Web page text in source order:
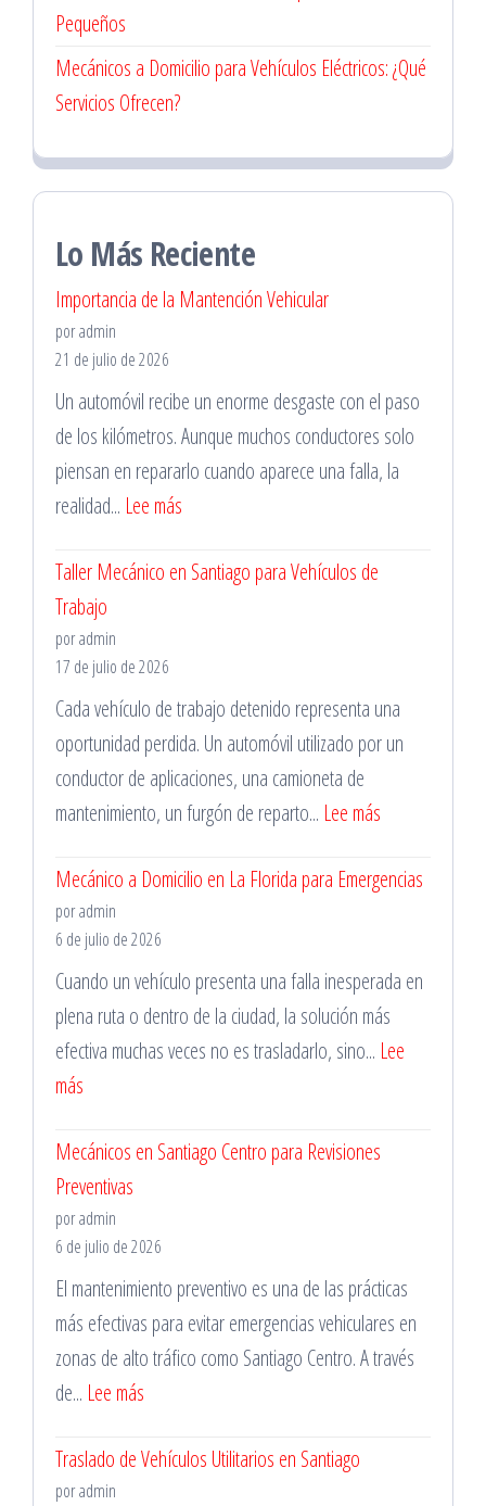
Pequeños
Mecánicos a Domicilio para Vehículos Eléctricos: ¿Qué
Servicios Ofrecen?
Lo Más Reciente
Importancia de la Mantención Vehicular
por admin
21 de julio de 2026
Un automóvil recibe un enorme desgaste con el paso
de los kilómetros. Aunque muchos conductores solo
piensan en repararlo cuando aparece una falla, la
realidad... Lee más
de
Taller Mecánico en Santiago para Vehículos de
Trabajo
por admin
17 de julio de 2026
Cada vehículo de trabajo detenido representa una
oportunidad perdida. Un automóvil utilizado por un
conductor de aplicaciones, una camioneta de
mantenimiento, un furgón de reparto... Lee más
Mecánico
para
Vehículos
de
Mecánico a Domicilio en La Florida para Emergencias
por admin
6 de julio de 2026
Cuando un vehículo presenta una falla inesperada en
plena ruta o dentro de la ciudad, la solución más
efectiva muchas veces no es trasladarlo, sino... Lee
más
a
Domicilio
en
La
Florida
para
Emergencias
Mecánicos en Santiago Centro para Revisiones
Preventivas
por admin
6 de julio de 2026
El mantenimiento preventivo es una de las prácticas
más efectivas para evitar emergencias vehiculares en
zonas de alto tráfico como Santiago Centro. A través
de... Lee más
en
Traslado de Vehículos Utilitarios en Santiago
por admin